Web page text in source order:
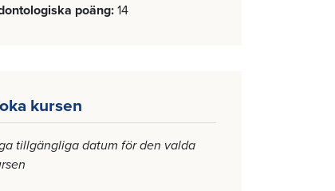
poäng 14
kursen
tillgängliga datum för den valda